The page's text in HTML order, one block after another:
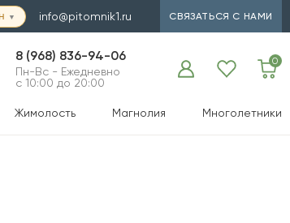
▼ info@pitomnik1.ru СВЯЗАТЬСЯ С НАМИ
8 (968) 836-94-06
Пн-Вс - Ежедневно
с 10:00 до 20:00
0
Жимолость Магнолия Многолетники